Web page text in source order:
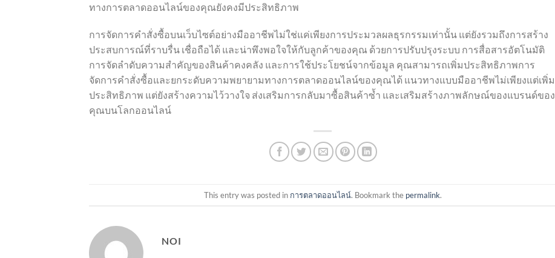
ทางการตลาดออนไลน์ของคุณยังคงมีประสิทธิภาพ
การจัดการคำสั่งซื้อบนเว็บไซต์อย่างมืออาชีพไม่ใช่แค่เพียงการประมวลผลธุรกรรมเท่านั้น แต่ยังรวมถึงการสร้าง
ประสบการณ์ที่ราบรื่น เชื่อถือได้ และน่าพึงพอใจให้กับลูกค้าของคุณ ด้วยการปรับปรุงระบบ การสื่อสารอัตโนมัติ
การจัดลำดับความสำคัญของสินค้าคงคลัง และการใช้ประโยชน์จากข้อมูล คุณสามารถเพิ่มประสิทธิภาพการ
จัดการคำสั่งซื้อและยกระดับความพยายามทางการตลาดออนไลน์ของคุณได้ แนวทางแบบมืออาชีพไม่เพียงแต่เพิ่ม
ประสิทธิภาพ แต่ยังสร้างความไว้วางใจ ส่งเสริมการกลับมาซื้อสินค้าซ้ำ และเสริมสร้างภาพลักษณ์ของแบรนด์ของ
คุณบนโลกออนไลน์
This entry was posted in การตลาดออนไลน์. Bookmark the permalink.
NOI